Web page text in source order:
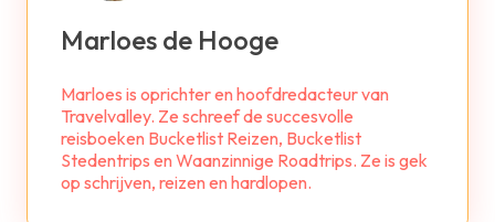
Marloes de Hooge
Marloes is oprichter en hoofdredacteur van
Travelvalley. Ze schreef de succesvolle
reisboeken Bucketlist Reizen, Bucketlist
Stedentrips en Waanzinnige Roadtrips. Ze is gek
op schrijven, reizen en hardlopen.